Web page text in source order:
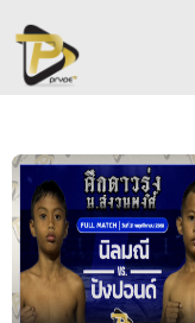
to
content